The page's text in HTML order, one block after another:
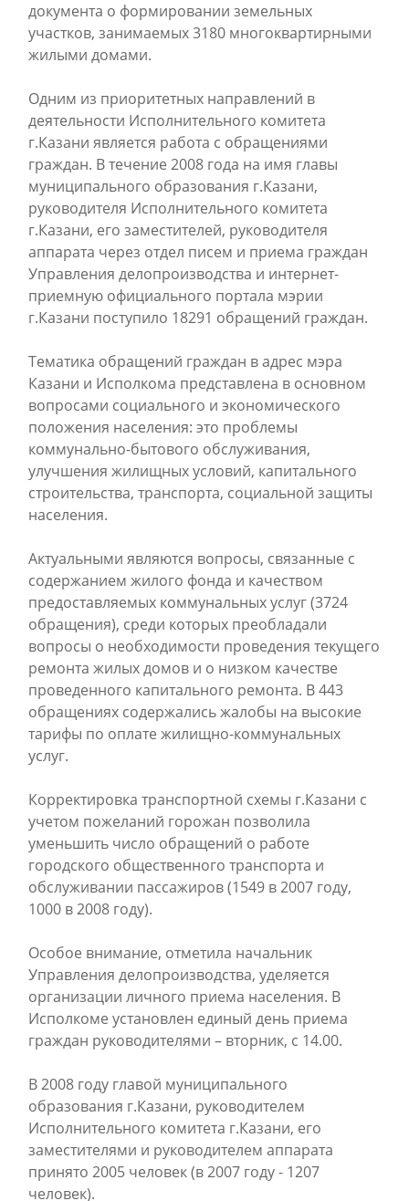
документа о формировании земельных
участков, занимаемых 3180 многоквартирными
жилыми домами.
Одним из приоритетных направлений в
деятельности Исполнительного комитета
г.Казани является работа с обращениями
граждан. В течение 2008 года на имя главы
муниципального образования г.Казани,
руководителя Исполнительного комитета
г.Казани, его заместителей, руководителя
аппарата через отдел писем и приема граждан
Управления делопроизводства и интернет-
приемную официального портала мэрии
г.Казани поступило 18291 обращений граждан.
Тематика обращений граждан в адрес мэра
Казани и Исполкома представлена в основном
вопросами социального и экономического
положения населения: это проблемы
коммунально-бытового обслуживания,
улучшения жилищных условий, капитального
строительства, транспорта, социальной защиты
населения.
Актуальными являются вопросы, связанные с
содержанием жилого фонда и качеством
предоставляемых коммунальных услуг (3724
обращения), среди которых преобладали
вопросы о необходимости проведения текущего
ремонта жилых домов и о низком качестве
проведенного капитального ремонта. В 443
обращениях содержались жалобы на высокие
тарифы по оплате жилищно-коммунальных
услуг.
Корректировка транспортной схемы г.Казани с
учетом пожеланий горожан позволила
уменьшить число обращений о работе
городского общественного транспорта и
обслуживании пассажиров (1549 в 2007 году,
1000 в 2008 году).
Особое внимание, отметила начальник
Управления делопроизводства, уделяется
организации личного приема населения. В
Исполкоме установлен единый день приема
граждан руководителями – вторник, с 14.00.
В 2008 году главой муниципального
образования г.Казани, руководителем
Исполнительного комитета г.Казани, его
заместителями и руководителем аппарата
принято 2005 человек (в 2007 году - 1207
человек).